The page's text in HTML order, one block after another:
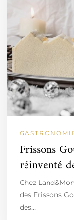
Frissons
réinventé
Chez
des Frissons
des…